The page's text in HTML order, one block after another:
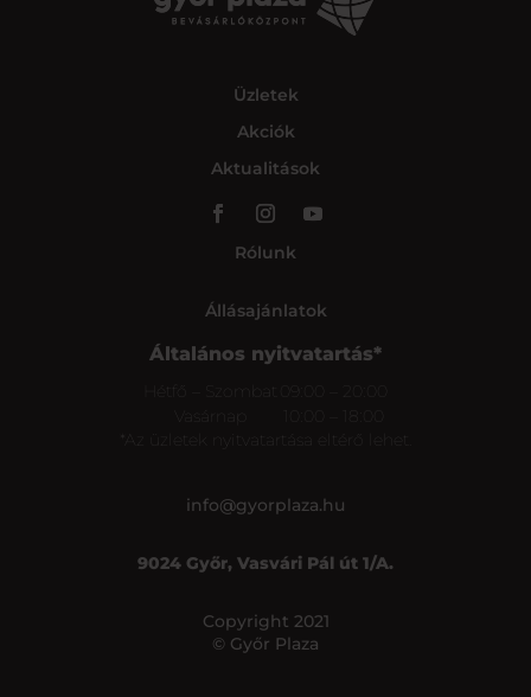
Üzletek
Akciók
Aktualitások
Rólunk
Állásajánlatok
Általános nyitvatartás*
*Az üzletek nyitvatartása eltérő lehet.
info@gyorplaza.hu
9024 Győr, Vasvári Pál út 1/A.
Copyright 2021
© Győr Plaza